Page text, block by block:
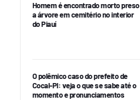
Homem é encontrado morto preso
a árvore em cemitério no interior
do Piauí
O polêmico caso do prefeito de
Cocal-PI: veja o que se sabe até o
momento e pronunciamentos